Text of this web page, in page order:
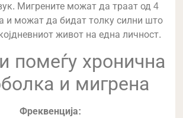
Мигрените можат да траат од 4
и можат да бидат толку силни што
живот на една личност.
помеѓу хронична
и мигрена
Фреквенција: